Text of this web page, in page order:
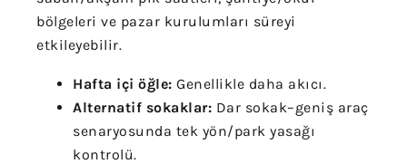
bölgeleri ve pazar kurulumları süreyi
etkileyebilir.
Hafta içi öğle: Genellikle daha akıcı.
Alternatif sokaklar: Dar sokak–geniş araç
senaryosunda tek yön/park yasağı
kontrolü.